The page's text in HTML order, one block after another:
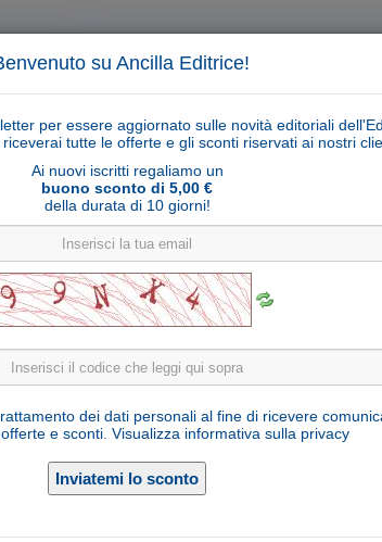
su Ancilla Editrice!
per essere aggiornato sulle novità editoriali
tutte le offerte e gli sconti riservati ai nostri
Ai nuovi iscritti regaliamo un
buono sconto di 5,00 €
della durata di 10 giorni!
dei dati personali al fine di ricevere
e sconti. Visualizza informativa sulla privacy
Cerca
libri
Articoli religiosi
agnello dietro Ulrich serie 10 cm
Materiale: Legno d'acero
Collana: Statue Presepio Ulrich serie cm 10